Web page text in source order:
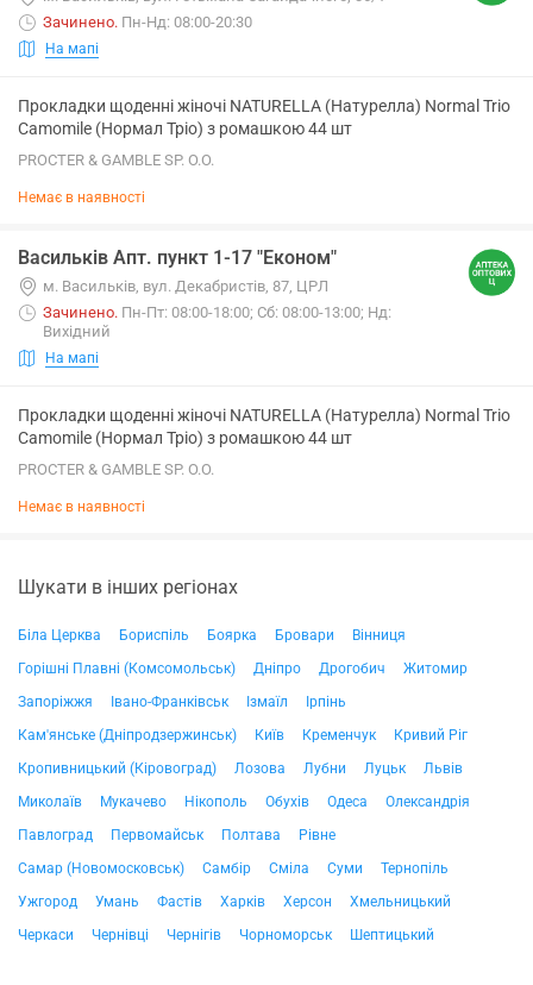
Зачинено. Пн-Нд: 08:00-20:30
На мапі
Прокладки щоденні жіночі NATURELLA (Натурелла) Normal Trio
Camomile (Нормал Тріо) з ромашкою 44 шт
PROCTER & GAMBLE SP. O.O.
Немає в наявності
Васильків Апт. пункт 1-17 "Економ"
м. Васильків, вул. Декабристів, 87, ЦРЛ
Зачинено. Пн-Пт: 08:00-18:00; Сб: 08:00-13:00; Нд:
Вихідний
На мапі
Прокладки щоденні жіночі NATURELLA (Натурелла) Normal Trio
Camomile (Нормал Тріо) з ромашкою 44 шт
PROCTER & GAMBLE SP. O.O.
Немає в наявності
Шукати в інших регіонах
Біла Церква Бориспіль Боярка Бровари
Вінниця
Горішні Плавні (Комсомольськ)
Дніпро Дрогобич
Житомир
Запоріжжя
Івано-Франківськ Ізмаїл
Ірпінь
Кам'янське (Дніпродзержинськ)
Київ Кременчук
Кривий Ріг
Кропивницький (Кіровоград)
Лозова Лубни Луцьк
Львів
Миколаїв
Мукачево Нікополь Обухів Одеса
Олександрія
Павлоград
Первомайськ Полтава
Рівне
Самар (Новомосковськ)
Самбір Сміла Суми
Тернопіль
Ужгород
Умань Фастів Харків Херсон
Хмельницький
Черкаси
Чернівці Чернігів Чорноморськ Шептицький